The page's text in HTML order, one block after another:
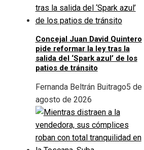
Concejal Juan David Quintero
pide reformar la ley tras la
salida del ‘Spark azul’ de los
patios de tránsito
Fernanda Beltrán Buitrago5 de
agosto de 2026